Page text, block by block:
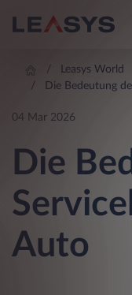
Leasys World
Die Bedeutung
04 Mar 2026
Die
Auto